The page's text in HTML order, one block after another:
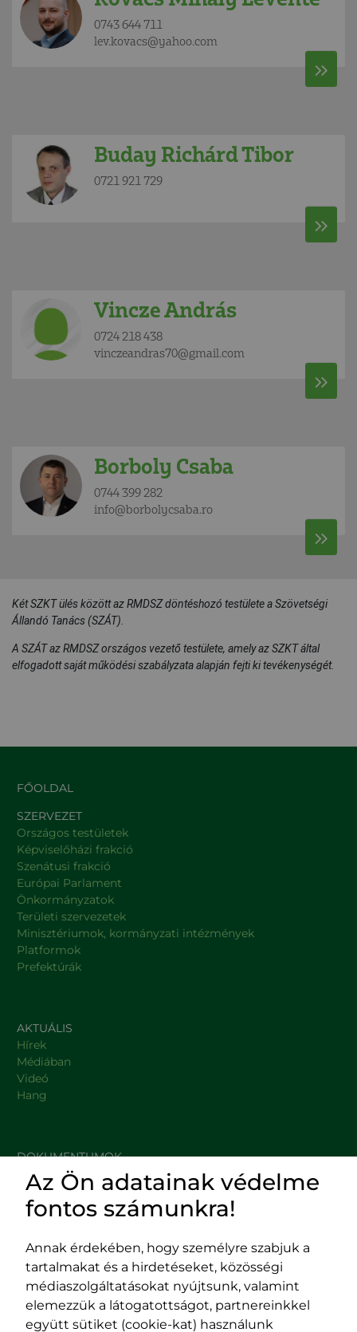
0743 644 711
lev.kovacs@yahoo.com
Buday Richárd Tibor
0721 921 729
Vincze András
0724 218 438
vinczeandras70@gmail.com
Borboly Csaba
0744 399 282
info@borbolycsaba.ro
Két SZKT ülés között az RMDSZ döntéshozó testülete a Szövetségi
Állandó Tanács (SZÁT).
A SZÁT az RMDSZ országos vezető testülete, amely az SZKT által
elfogadott saját működési szabályzata alapján fejti ki tevékenységét.
FŐOLDAL
SZERVEZET
Országos testületek
Képviselőházi frakció
Szenátusi frakció
Európai Parlament
Önkormányzatok
Területi szervezetek
Minisztériumok, kormányzati intézmények
Platformok
Prefektúrák
AKTUÁLIS
Hírek
Médiában
Videó
Hang
DOKUMENTUMOK
HASZNOS LINKEK
Impresszum
Adatvédelmi szabályzat
EPP program
Az Ön adatainak védelme
fontos számunkra!
Annak érdekében, hogy személyre szabjuk a
tartalmakat és a hirdetéseket, közösségi
médiaszolgáltatásokat nyújtsunk, valamint
elemezzük a látogatottságot, partnereinkkel
együtt sütiket (cookie-kat) használunk